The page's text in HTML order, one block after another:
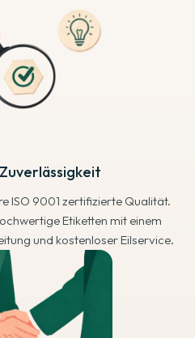
ISO 9001 zertifizierte Qualität.
Etiketten mit einem
und kostenloser Eilservice.